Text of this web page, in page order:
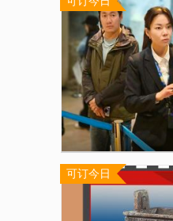
可订今日